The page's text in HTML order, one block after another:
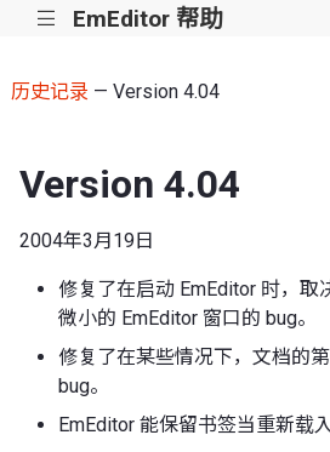
||| EmEditor 帮助
历史记录 — Version 4.04
Version 4.04
2004年3月19日
修复了在启动 EmEditor 时，取
微小的 EmEditor 窗口的 bug。
修复了在某些情况下，文档的
bug。
EmEditor 能保留书签当重新载